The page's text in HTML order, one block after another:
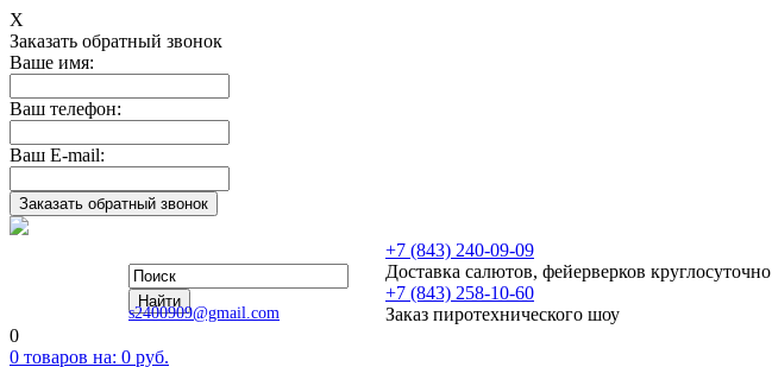
Х
Заказать обратный звонок
Ваше имя:
Ваш телефон:
Ваш E-mail:
s2400909@gmail.com
+7 (843) 240-09-09
Доставка салютов, фейерверков круглосуточно
+7 (843) 258-10-60
Заказ пиротехнического шоу
0
0 товаров на: 0 руб.